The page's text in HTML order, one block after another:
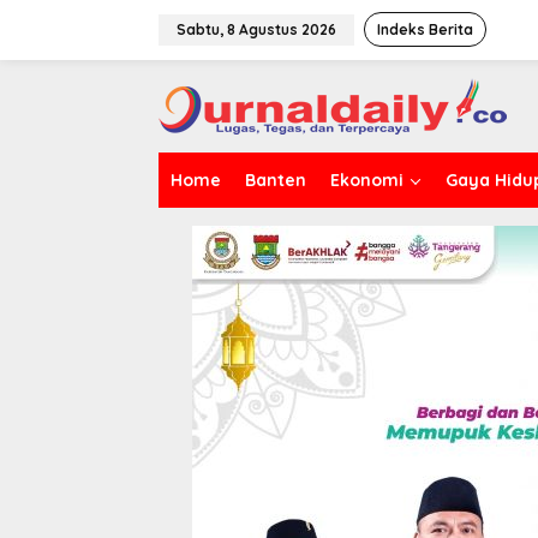
Sabtu, 8 Agustus 2026 Indeks Berita
Home Banten Ekonomi Gaya